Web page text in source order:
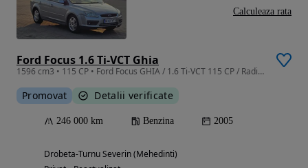
Ford Focus 1.6 Ti-VCT Ghia
1596 cm3 • 115 CP • Ford Focus GHIA / 1.6 Ti-VCT 115 CP / Radiator NOU + Revizie
Promovat Detalii verificate
246 000 km Benzina 2005
Drobeta-Turnu Severin (Mehedinti)
Calculeaza rata